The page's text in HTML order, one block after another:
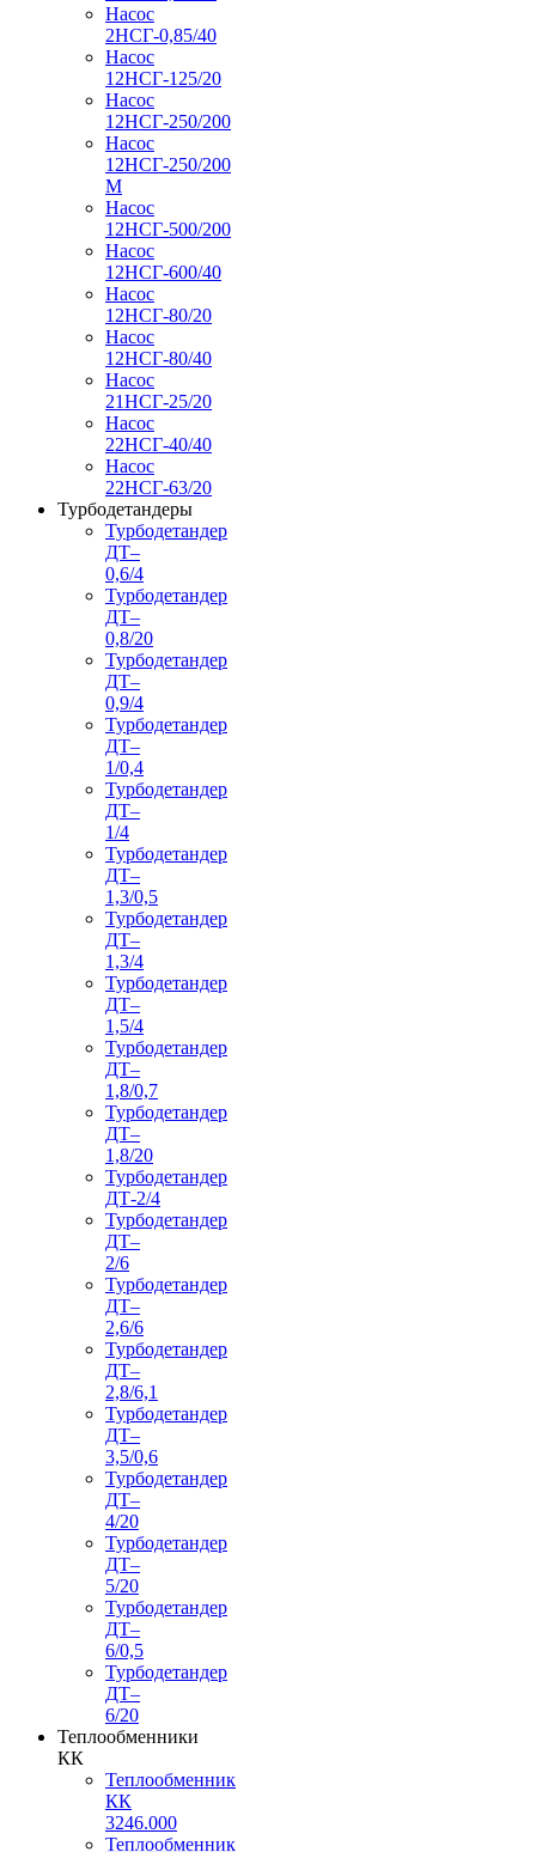
Насос
2НСГ-0,85/40
Насос
12НСГ-125/20
Насос
12НСГ-250/200
Насос
12НСГ-250/200
М
Насос
12НСГ-500/200
Насос
12НСГ-600/40
Насос
12НСГ-80/20
Насос
12НСГ-80/40
Насос
21НСГ-25/20
Насос
22НСГ-40/40
Насос
22НСГ-63/20
Турбодетандеры
Турбодетандер
ДТ–
0,6/4
Турбодетандер
ДТ–
0,8/20
Турбодетандер
ДТ–
0,9/4
Турбодетандер
ДТ–
1/0,4
Турбодетандер
ДТ–
1/4
Турбодетандер
ДТ–
1,3/0,5
Турбодетандер
ДТ–
1,3/4
Турбодетандер
ДТ–
1,5/4
Турбодетандер
ДТ–
1,8/0,7
Турбодетандер
ДТ–
1,8/20
Турбодетандер
ДТ-2/4
Турбодетандер
ДТ–
2/6
Турбодетандер
ДТ–
2,6/6
Турбодетандер
ДТ–
2,8/6,1
Турбодетандер
ДТ–
3,5/0,6
Турбодетандер
ДТ–
4/20
Турбодетандер
ДТ–
5/20
Турбодетандер
ДТ–
6/0,5
Турбодетандер
ДТ–
6/20
Теплообменники
КК
Теплообменник
КК
3246.000
Теплообменник